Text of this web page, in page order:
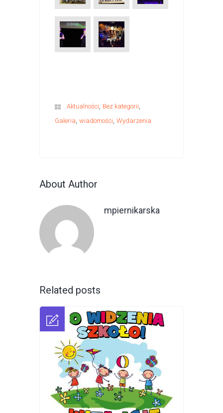
Aktualności, Bez kategorii,
Galeria, wiadomości, Wydarzenia
About Author
mpiernikarska
Related posts